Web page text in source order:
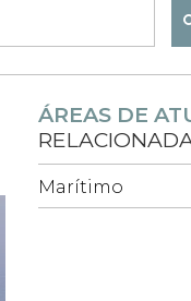
ÁREAS DE
Marítimo